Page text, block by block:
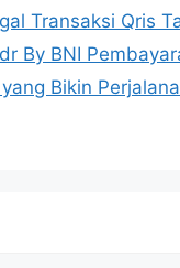
Transaksi Qris
By BNI
Bikin